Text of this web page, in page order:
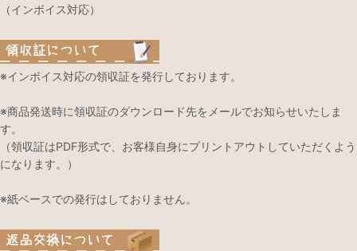
（インボイス対応）
※インボイス対応の領収証を発行しております。
※商品発送時に領収証のダウンロード先をメールでお知らせいたしま
す。
（領収証はPDF形式で、お客様自身にプリントアウトしていただくよう
になります。）
※紙ベースでの発行はしておりません。